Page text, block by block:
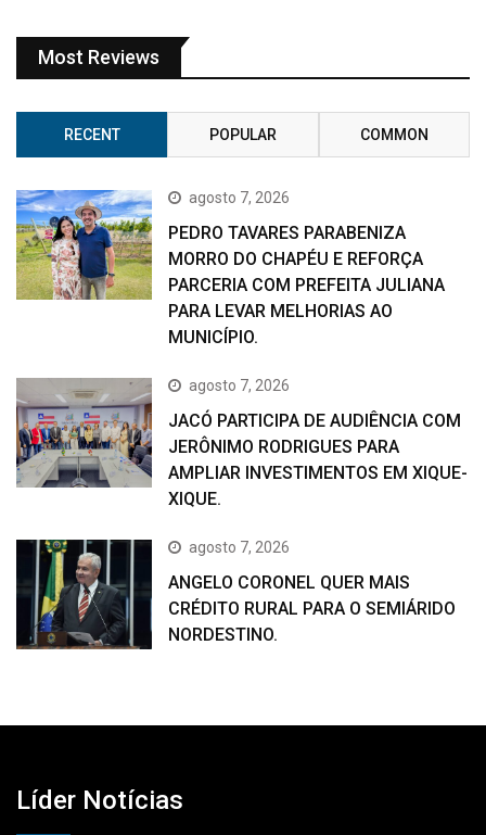
Most Reviews
RECENT POPULAR COMMON
agosto 7, 2026
PEDRO TAVARES PARABENIZA
MORRO DO CHAPÉU E REFORÇA
PARCERIA COM PREFEITA JULIANA
PARA LEVAR MELHORIAS AO
MUNICÍPIO.
agosto 7, 2026
JACÓ PARTICIPA DE AUDIÊNCIA COM
JERÔNIMO RODRIGUES PARA
AMPLIAR INVESTIMENTOS EM XIQUE-
XIQUE.
agosto 7, 2026
ANGELO CORONEL QUER MAIS
CRÉDITO RURAL PARA O SEMIÁRIDO
NORDESTINO.
Líder Notícias